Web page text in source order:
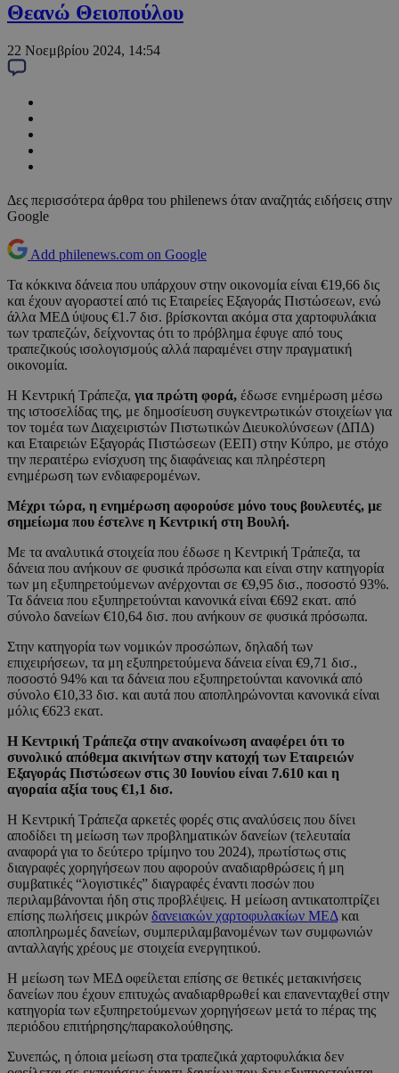
Θεανώ Θειοπούλου
22 Νοεμβρίου 2024, 14:54
Δες περισσότερα άρθρα του philenews όταν αναζητάς ειδήσεις στην
Google
Add philenews.com on Google
Τα κόκκινα δάνεια που υπάρχουν στην οικονομία είναι €19,66 δις
και έχουν αγοραστεί από τις Εταιρείες Εξαγοράς Πιστώσεων, ενώ
άλλα ΜΕΔ ύψους €1.7 δισ. βρίσκονται ακόμα στα χαρτοφυλάκια
των τραπεζών, δείχνοντας ότι το πρόβλημα έφυγε από τους
τραπεζικούς ισολογισμούς αλλά παραμένει στην πραγματική
οικονομία.
Η Κεντρική Τράπεζα, για πρώτη φορά, έδωσε ενημέρωση μέσω
της ιστοσελίδας της, με δημοσίευση συγκεντρωτικών στοιχείων για
τον τομέα των Διαχειριστών Πιστωτικών Διευκολύνσεων (ΔΠΔ)
και Εταιρειών Εξαγοράς Πιστώσεων (ΕΕΠ) στην Κύπρο, με στόχο
την περαιτέρω ενίσχυση της διαφάνειας και πληρέστερη
ενημέρωση των ενδιαφερομένων.
Μέχρι τώρα, η ενημέρωση αφορούσε μόνο τους βουλευτές, με
σημείωμα που έστελνε η Κεντρική στη Βουλή.
Με τα αναλυτικά στοιχεία που έδωσε η Κεντρική Τράπεζα, τα
δάνεια που ανήκουν σε φυσικά πρόσωπα και είναι στην κατηγορία
των μη εξυπηρετούμενων ανέρχονται σε €9,95 δισ., ποσοστό 93%.
Τα δάνεια που εξυπηρετούνται κανονικά είναι €692 εκατ. από
σύνολο δανείων €10,64 δισ. που ανήκουν σε φυσικά πρόσωπα.
Στην κατηγορία των νομικών προσώπων, δηλαδή των
επιχειρήσεων, τα μη εξυπηρετούμενα δάνεια είναι €9,71 δισ.,
ποσοστό 94% και τα δάνεια που εξυπηρετούνται κανονικά από
σύνολο €10,33 δισ. και αυτά που αποπληρώνονται κανονικά είναι
μόλις €623 εκατ.
Η Κεντρική Τράπεζα στην ανακοίνωση αναφέρει ότι το
συνολικό απόθεμα ακινήτων στην κατοχή των Εταιρειών
Εξαγοράς Πιστώσεων στις 30 Ιουνίου είναι 7.610 και η
αγοραία αξία τους €1,1 δισ.
Η Κεντρική Τράπεζα αρκετές φορές στις αναλύσεις που δίνει
αποδίδει τη μείωση των προβληματικών δανείων (τελευταία
αναφορά για το δεύτερο τρίμηνο του 2024), πρωτίστως στις
διαγραφές χορηγήσεων που αφορούν αναδιαρθρώσεις ή μη
συμβατικές “λογιστικές” διαγραφές έναντι ποσών που
περιλαμβάνονται ήδη στις προβλέψεις. Η μείωση αντικατοπτρίζει
επίσης πωλήσεις μικρών δανειακών χαρτοφυλακίων ΜΕΔκαι
αποπληρωμές δανείων, συμπεριλαμβανομένων των συμφωνιών
ανταλλαγής χρέους με στοιχεία ενεργητικού.
Η μείωση των ΜΕΔ οφείλεται επίσης σε θετικές μετακινήσεις
δανείων που έχουν επιτυχώς αναδιαρθρωθεί και επανενταχθεί στην
κατηγορία των εξυπηρετούμενων χορηγήσεων μετά το πέρας της
περιόδου επιτήρησης/παρακολούθησης.
Συνεπώς, η όποια μείωση στα τραπεζικά χαρτοφυλάκια δεν